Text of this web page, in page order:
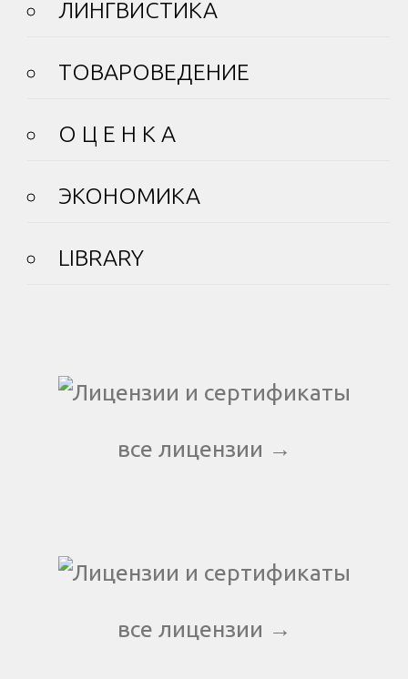
ЛИНГВИСТИКА
ТОВАРОВЕДЕНИЕ
О Ц Е Н К А
ЭКОНОМИКА
LIBRARY
все лицензии →
все лицензии →